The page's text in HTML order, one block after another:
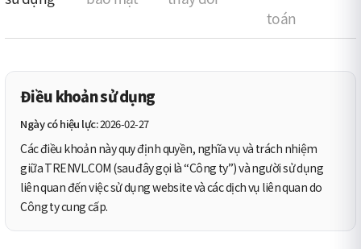
toán
Điều khoản sử dụng
Ngày có hiệu lực:2026-02-27
Các điều khoản này quy định quyền, nghĩa vụ và trách nhiệm
giữa TRENVL.COM (sau đây gọi là “Công ty”) và người sử dụng
liên quan đến việc sử dụng website và các dịch vụ liên quan do
Công ty cung cấp.